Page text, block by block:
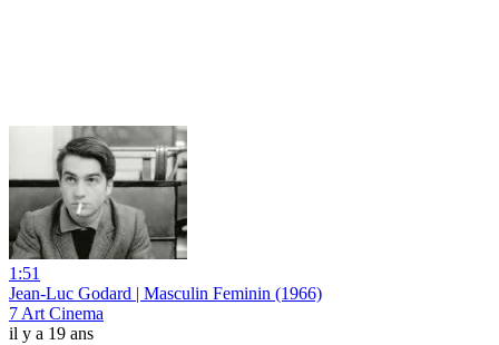
1:51
Jean-Luc Godard | Masculin Feminin (1966)
7 Art Cinema
il y a 19 ans